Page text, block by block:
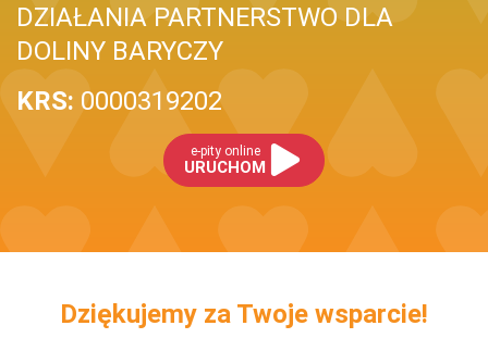
DZIAŁANIA PARTNERSTWO DLA
DOLINY BARYCZY
KRS: 0000319202
e-pity online
URUCHOM
Dziękujemy za Twoje wsparcie!